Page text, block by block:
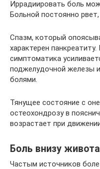
Иррадиировать боль
Больной постоянно
Спазм, который
характерен
симптоматика
поджелудочной железы
болями.
Тянущее состояние с
остеохондрозу в
возрастает при
Боль внизу живота
Частым источников